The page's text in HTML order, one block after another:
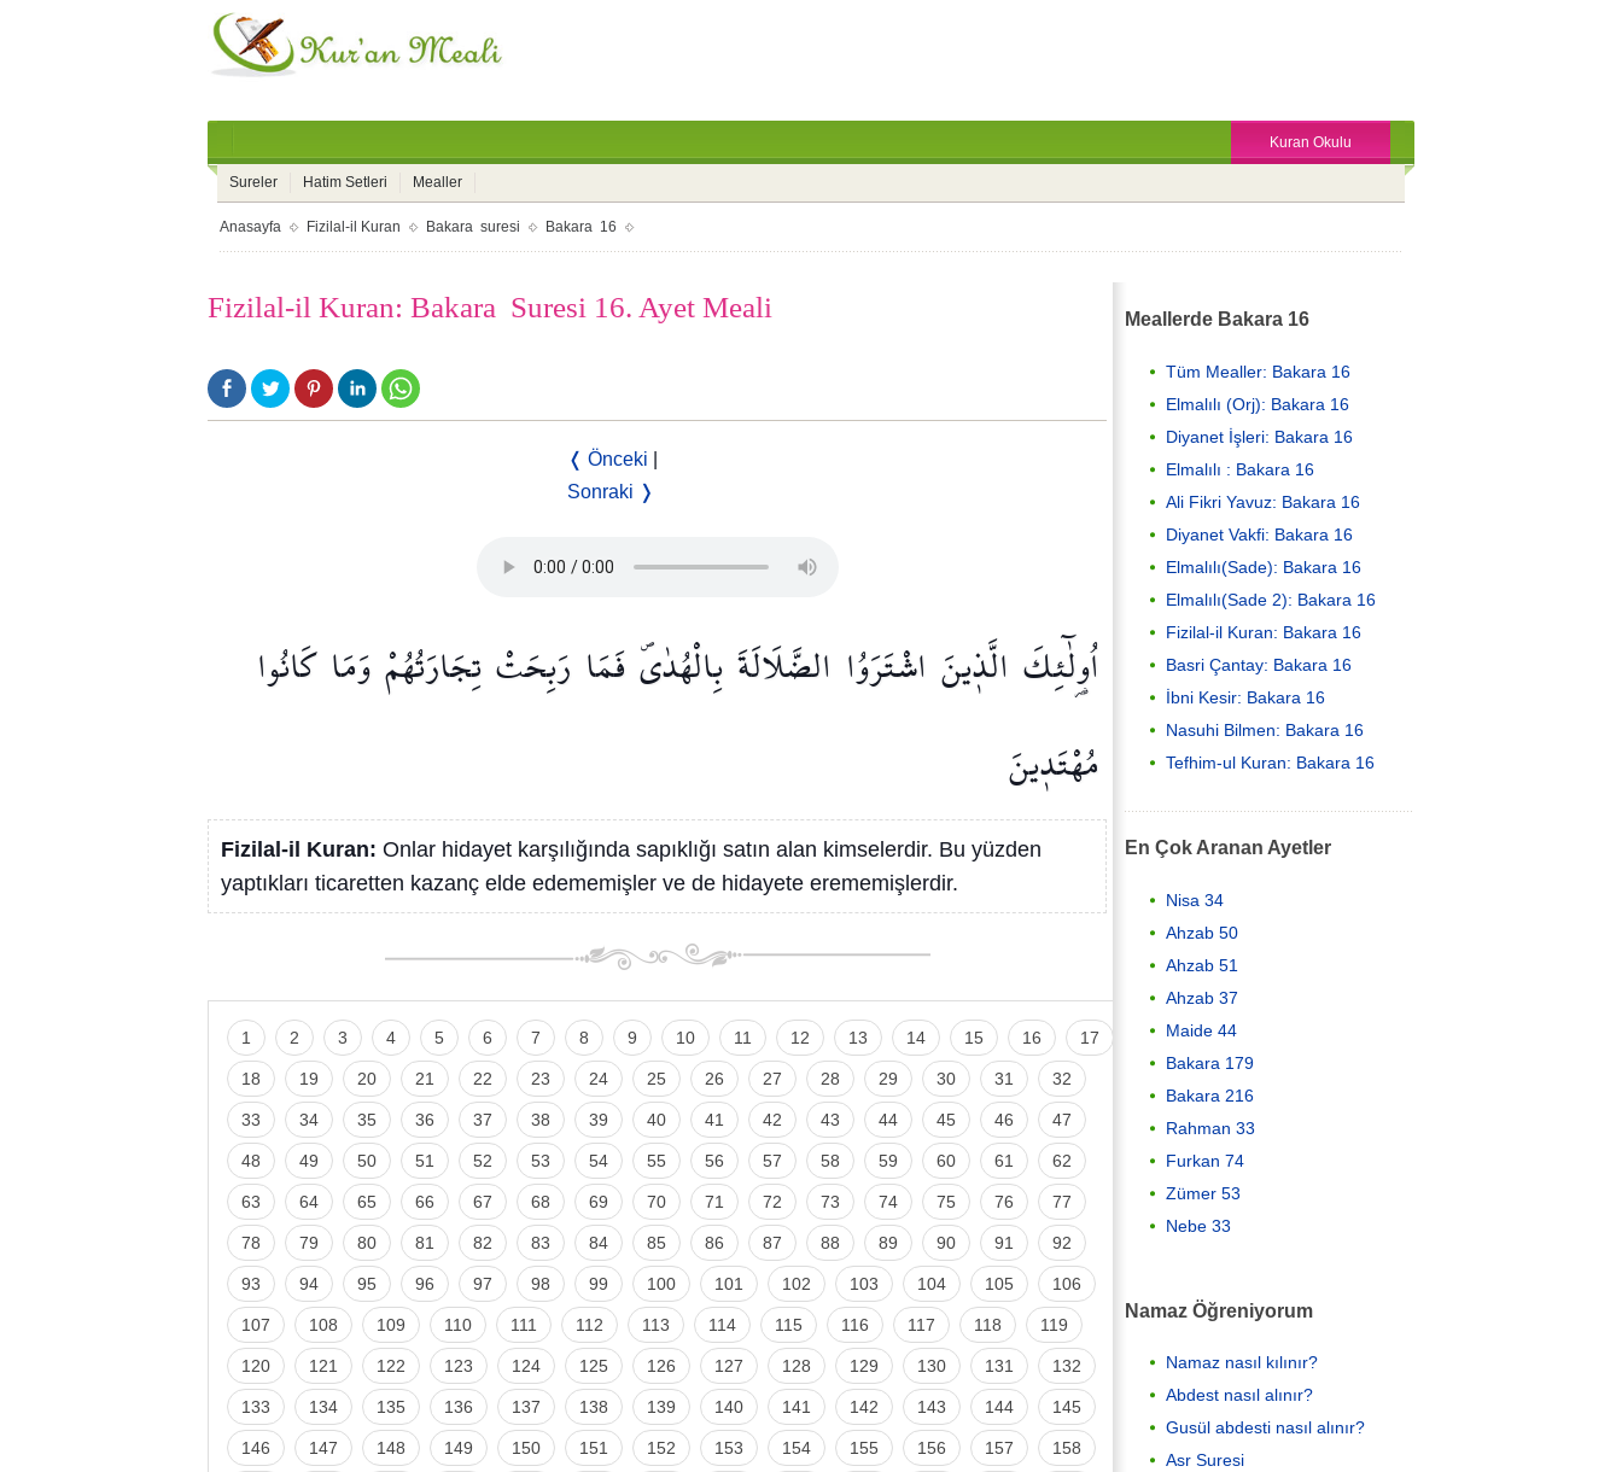
Kuran Okulu
Sureler Hatim Setleri Mealler
Anasayfa Fizilal-il Kuran Bakara suresi Bakara 16
Fizilal-il Kuran: Bakara Suresi 16. Ayet Meali
❬ Önceki
Sonraki ❭
اُو۬لٰٓئِكَ الَّذ۪ينَ اشْتَرَوُا الضَّلَالَةَبِالْهُدٰىۖفَمَا رَبِحَتْتِجَارَتُهُمْوَمَا كَانُوا
مُهْتَد۪ينَ
Fizilal-il Kuran: Onlar hidayet karşılığında sapıklığı satın alan kimselerdir. Bu yüzden
yaptıkları ticaretten kazanç elde edememişler ve de hidayete erememişlerdir.
1 2 3 4 5 6 7 8 9 10 11 12 13 14 15 16 17
18 19 20 21 22 23 24 25 26 27 28 29 30 31 32
33 34 35 36 37 38 39 40 41 42 43 44 45 46 47
48 49 50 51 52 53 54 55 56 57 58 59 60 61 62
63 64 65 66 67 68 69 70 71 72 73 74 75 76 77
78 79 80 81 82 83 84 85 86 87 88 89 90 91 92
93 94 95 96 97 98 99 100 101 102 103 104 105 106
107 108 109 110 111 112 113 114 115 116 117 118 119
120 121 122 123 124 125 126 127 128 129 130 131 132
133 134 135 136 137 138 139 140 141 142 143 144 145
146 147 148 149 150 151 152 153 154 155 156 157 158
Meallerde Bakara 16
Tüm Mealler: Bakara 16
Elmalılı (Orj): Bakara 16
Diyanet İşleri: Bakara 16
Elmalılı : Bakara 16
Ali Fikri Yavuz: Bakara 16
Diyanet Vakfi: Bakara 16
Elmalılı(Sade): Bakara 16
Elmalılı(Sade 2): Bakara 16
Fizilal-il Kuran: Bakara 16
Basri Çantay: Bakara 16
İbni Kesir: Bakara 16
Nasuhi Bilmen: Bakara 16
Tefhim-ul Kuran: Bakara 16
En Çok Aranan Ayetler
Nisa 34
Ahzab 50
Ahzab 51
Ahzab 37
Maide 44
Bakara 179
Bakara 216
Rahman 33
Furkan 74
Zümer 53
Nebe 33
Namaz Öğreniyorum
Namaz nasıl kılınır?
Abdest nasıl alınır?
Gusül abdesti nasıl alınır?
Asr Suresi